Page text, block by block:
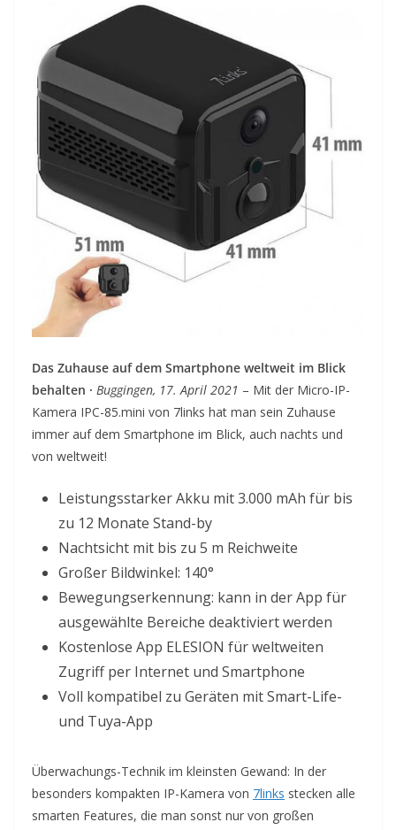
Das Zuhause auf dem Smartphone weltweit im Blick
behalten · Buggingen, 17. April 2021 – Mit der Micro-IP-
Kamera IPC-85.mini von 7links hat man sein Zuhause
immer auf dem Smartphone im Blick, auch nachts und
von weltweit!
Leistungsstarker Akku mit 3.000 mAh für bis
zu 12 Monate Stand-by
Nachtsicht mit bis zu 5 m Reichweite
Großer Bildwinkel: 140°
Bewegungserkennung: kann in der App für
ausgewählte Bereiche deaktiviert werden
Kostenlose App ELESION für weltweiten
Zugriff per Internet und Smartphone
Voll kompatibel zu Geräten mit Smart-Life-
und Tuya-App
Überwachungs-Technik im kleinsten Gewand: In der
besonders kompakten IP-Kamera von 7links stecken alle
smarten Features, die man sonst nur von großen